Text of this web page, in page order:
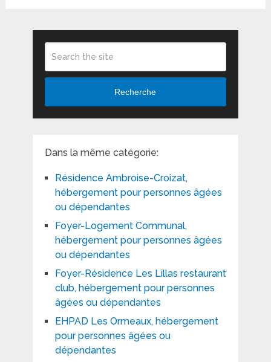
Recherche
Dans la même catégorie:
Résidence Ambroise-Croizat,
hébergement pour personnes âgées
ou dépendantes
Foyer-Logement Communal,
hébergement pour personnes âgées
ou dépendantes
Foyer-Résidence Les Lillas restaurant
club, hébergement pour personnes
âgées ou dépendantes
EHPAD Les Ormeaux, hébergement
pour personnes âgées ou
dépendantes